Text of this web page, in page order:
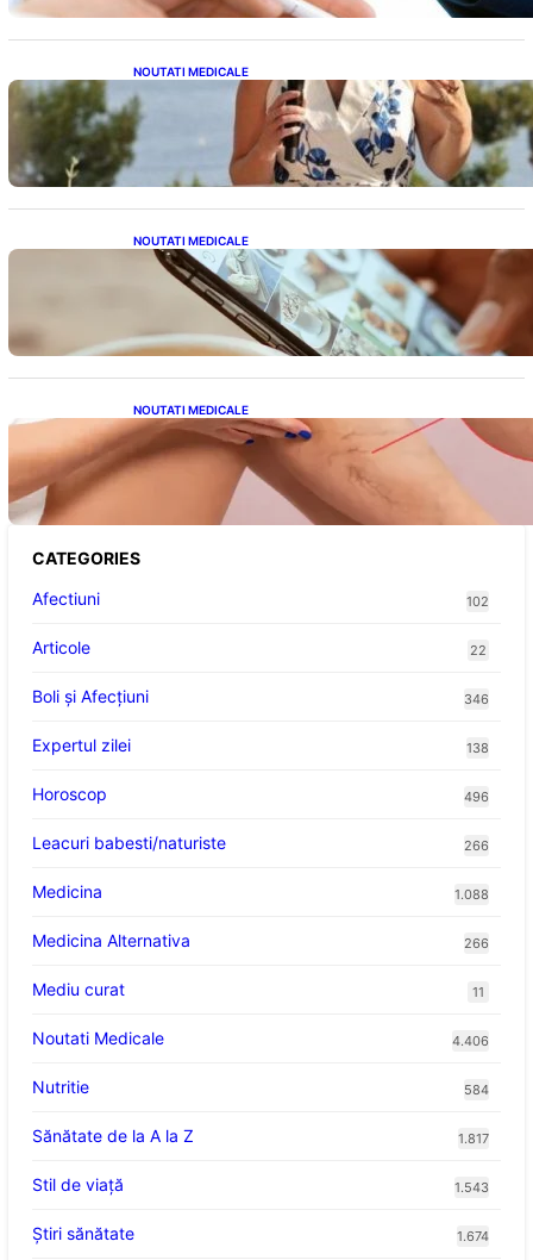
NOUTATI MEDICALE
Nașterea prințesei Eugenie la Lisabona: O
alegere plină de semnificație pentru familia
regală britanică
NOUTATI MEDICALE
Revoluția Bateriilor pentru Telefoane:
Avantaje, Provocări și Viitorul Tehnologiei
Energetice
NOUTATI MEDICALE
Varicele și Umflarea Picioarelor pe Caniculă:
Înțelegerea Simptomelor și Măsurilor de
Prevenție
CATEGORIES
Afectiuni
102
Articole 22
Boli și Afecțiuni 346
Expertul zilei 138
Horoscop 496
Leacuri babesti/naturiste 266
Medicina 1.088
Medicina Alternativa 266
Mediu curat 11
Noutati Medicale 4.406
Nutritie 584
Sănătate de la A la Z 1.817
Stil de viaţă 1.543
Ştiri sănătate 1.674